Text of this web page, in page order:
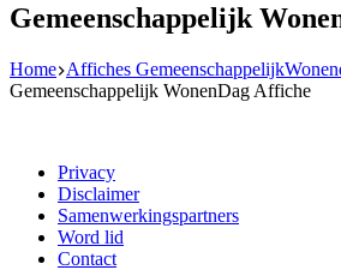
Gemeenschappelijk
Home Affiches
Gemeenschappelijk WonenDag Affiche
Privacy
Disclaimer
Samenwerkingspartners
Word lid
Contact